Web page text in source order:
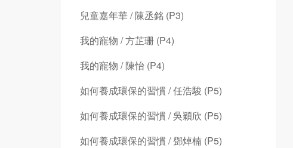
兒童嘉年華 / 陳丞銘 (P3)
我的寵物 / 方芷珊 (P4)
我的寵物 / 陳怡 (P4)
如何養成環保的習慣 / 任浩駿 (P5)
如何養成環保的習慣 / 吳穎欣 (P5)
如何養成環保的習慣 / 鄧焯楠 (P5)